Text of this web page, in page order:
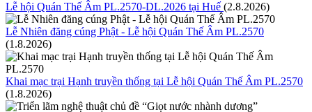
Lễ hội Quán Thế Âm PL.2570-DL.2026 tại Huế (2.8.2026)
Lễ Nhiên đăng cúng Phật - Lễ hội Quán Thế Âm PL.2570
(1.8.2026)
Khai mạc trại Hạnh truyền thống tại Lễ hội Quán Thế Âm PL.2570
(1.8.2026)